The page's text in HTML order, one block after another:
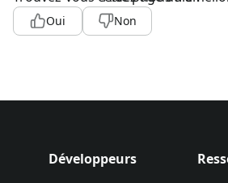
Oui Non
Développeurs